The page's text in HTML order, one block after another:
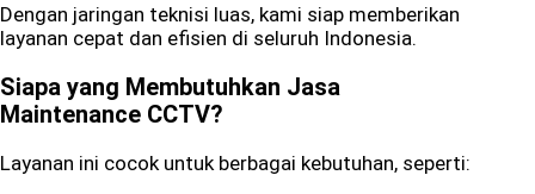
Dengan jaringan teknisi luas, kami siap memberikan
layanan cepat dan efisien di seluruh Indonesia.
Siapa yang Membutuhkan Jasa
Maintenance CCTV?
Layanan ini cocok untuk berbagai kebutuhan, seperti: